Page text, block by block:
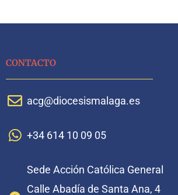
CONTACTO
acg@diocesismalaga.es
+34 614 10 09 05
Sede Acción Católica General
Calle Abadía de Santa Ana, 4